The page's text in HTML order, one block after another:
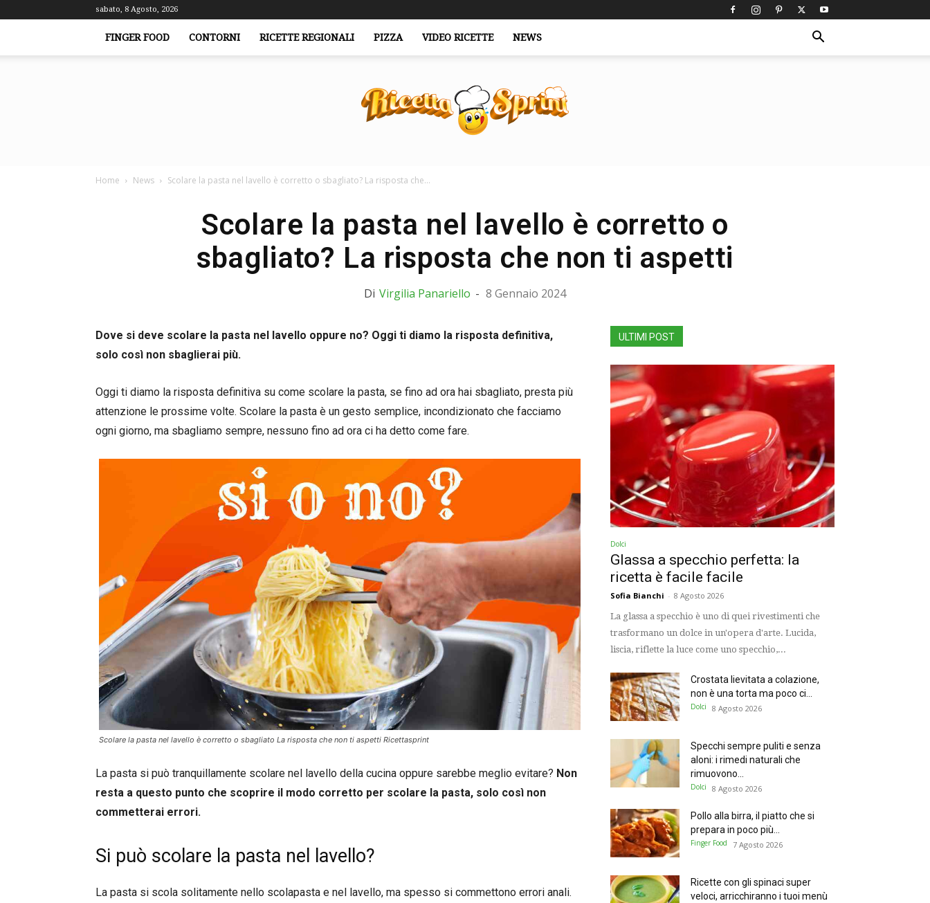
sabato, 8 Agosto, 2026
FINGER FOOD CONTORNI RICETTE REGIONALI PIZZA VIDEO RICETTE NEWS
Home News Scolare la pasta nel lavello è corretto o sbagliato? La risposta che...
Scolare la pasta nel lavello è corretto o
sbagliato? La risposta che non ti aspetti
Di Virgilia Panariello - 8 Gennaio 2024
Dove si deve scolare la pasta nel lavello oppure no? Oggi ti diamo la risposta definitiva,
solo così non sbaglierai più.
Oggi ti diamo la risposta definitiva su come scolare la pasta, se fino ad ora hai sbagliato, presta più
attenzione le prossime volte. Scolare la pasta è un gesto semplice, incondizionato che facciamo
ogni giorno, ma sbagliamo sempre, nessuno fino ad ora ci ha detto come fare.
Scolare la pasta nel lavello è corretto o sbagliato La risposta che non ti aspetti Ricettasprint
La pasta si può tranquillamente scolare nel lavello della cucina oppure sarebbe meglio evitare? Non
resta a questo punto che scoprire il modo corretto per scolare la pasta, solo così non
commetterai errori.
Si può scolare la pasta nel lavello?
La pasta si scola solitamente nello scolapasta e nel lavello, ma spesso si commettono errori anali.
ULTIMI POST
Dolci
Glassa a specchio perfetta: la
ricetta è facile facile
Sofia Bianchi - 8 Agosto 2026
La glassa a specchio è uno di quei rivestimenti che
trasformano un dolce in un'opera d'arte. Lucida,
liscia, riflette la luce come uno specchio,...
Crostata lievitata a colazione,
non è una torta ma poco ci...
Dolci 8 Agosto 2026
Specchi sempre puliti e senza
aloni: i rimedi naturali che
rimuovono...
Dolci 8 Agosto 2026
Pollo alla birra, il piatto che si
prepara in poco più...
Finger Food 7 Agosto 2026
Ricette con gli spinaci super
veloci, arricchiranno i tuoi menù